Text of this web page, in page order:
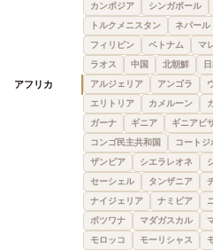
カンボジア
シンガポール
トルクメニスタン
ネパール
フィリピン
ベトナム マ
ラオス
中国 北朝鮮
アフリカ アルジェリア アンゴラ
エリトリア
カメルーン
ガーナ
ギニア ギニアビ
コンゴ民主共和国
コートジ
ザンビア
シエラレオネ
セーシェル
タンザニア
ナイジェリア
ナミビア
ボツワナ
マダガスカル
モロッコ
モーリシャス